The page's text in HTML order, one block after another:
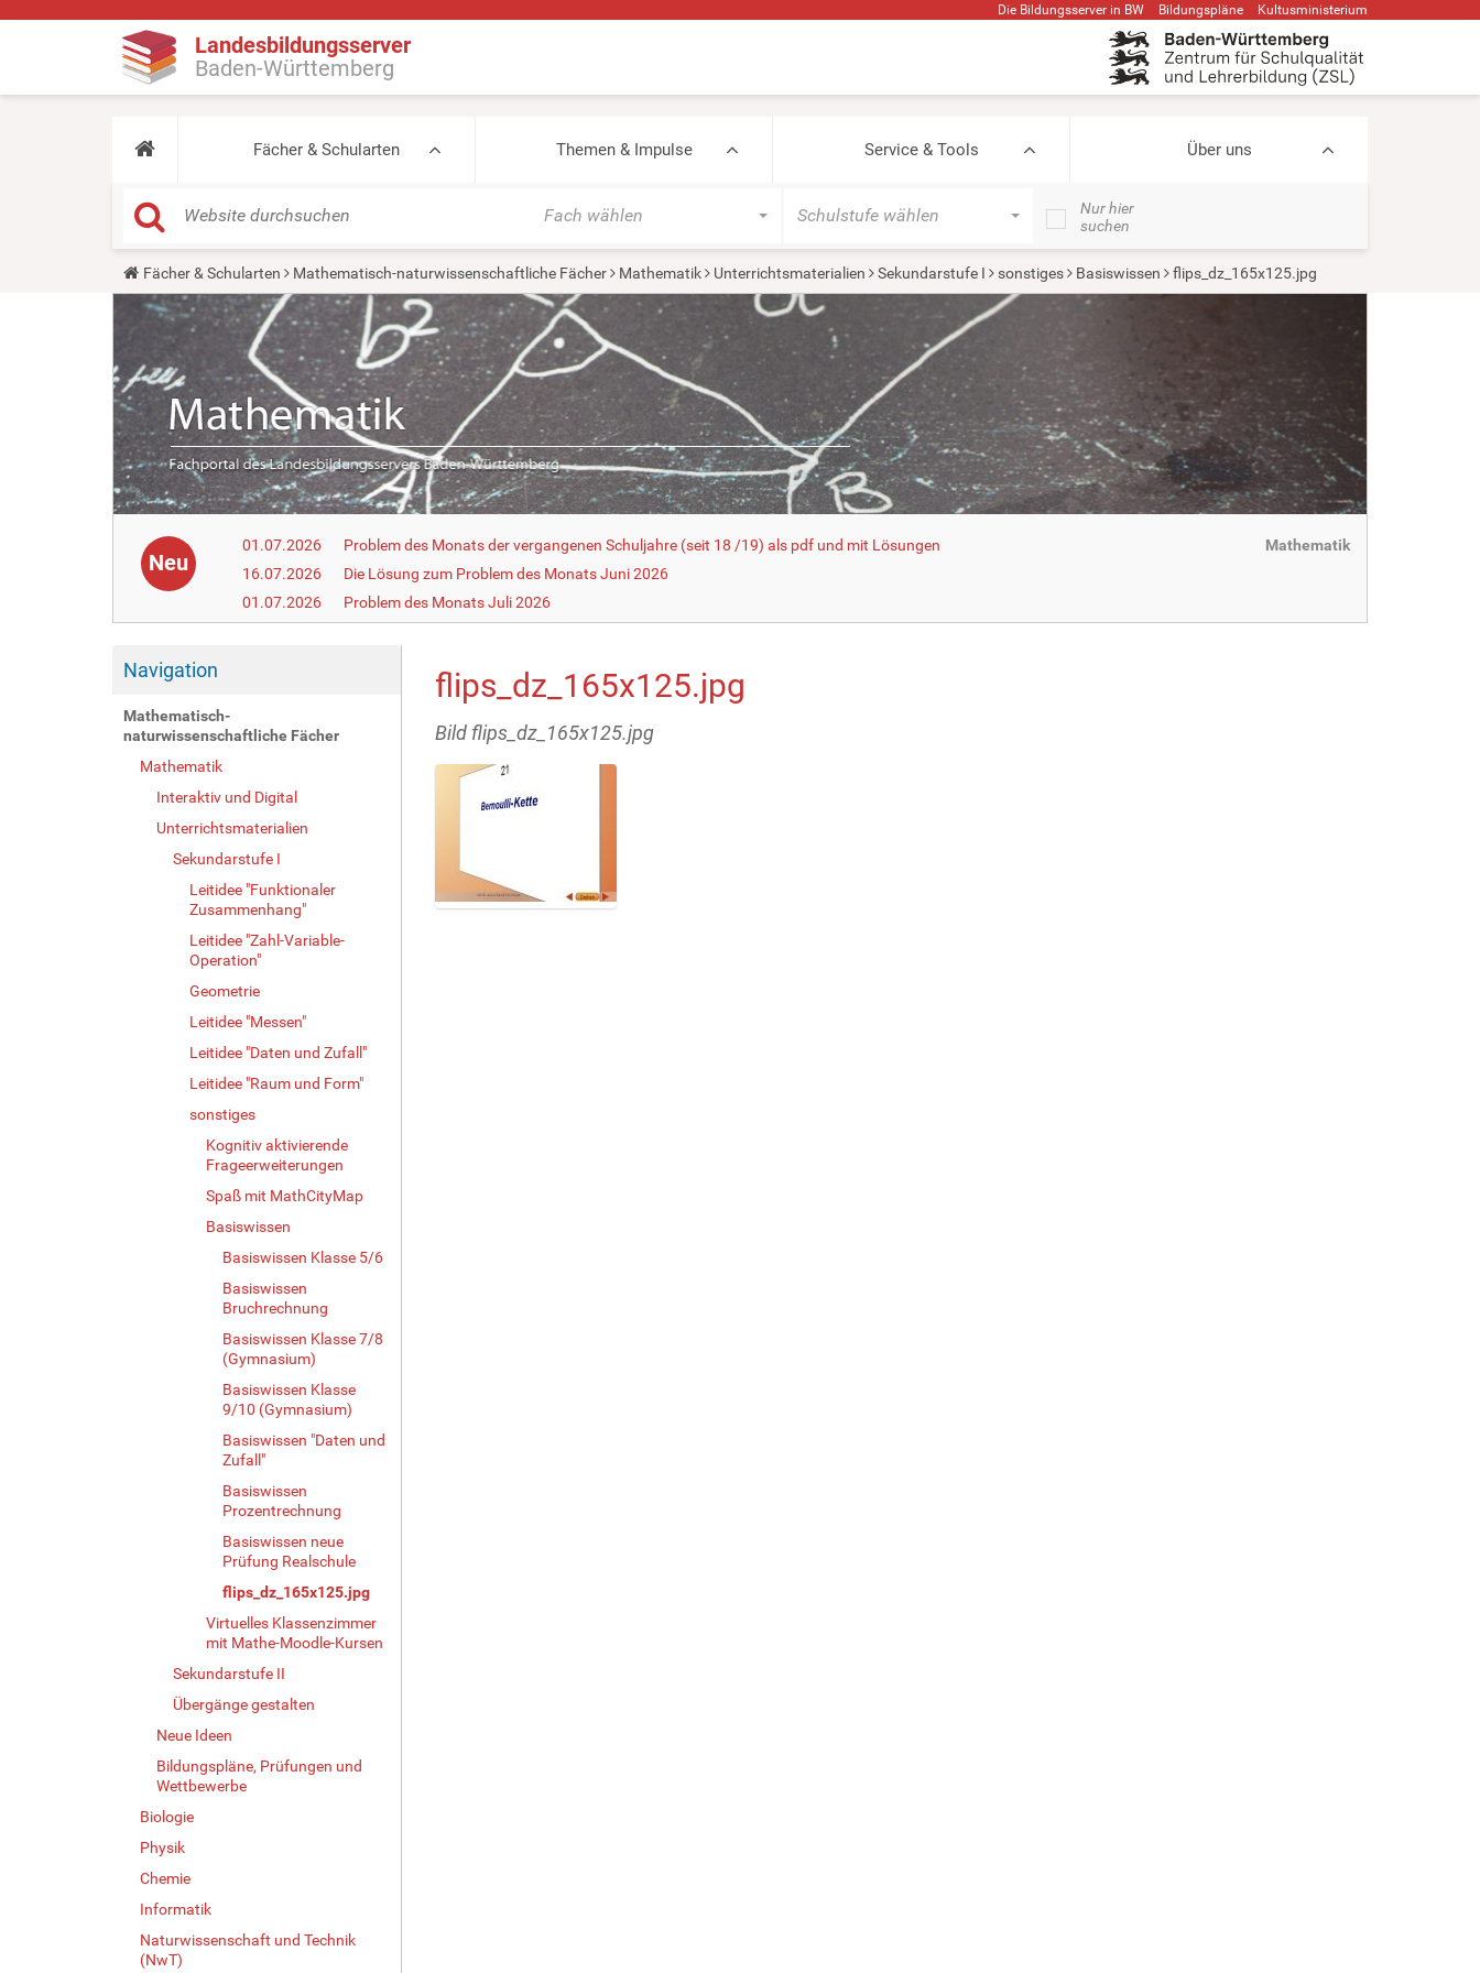
Die Bildungsserver in BW Bildungspläne Kultusministerium
Landesbildungsserver
Baden-Württemberg
Fächer & Schularten Themen & Impulse Service & Tools Über uns
Fach wählen Schulstufe wählen
Nur hier
suchen
Y
o
h
e
r
e
Fächer & Schularten Mathematisch-naturwissenschaftliche Fächer Mathematik Unterrichtsmaterialien Sekundarstufe I sonstiges Basiswissen flips_dz_165x125.jpg
Neu
01.07.2026
Problem des Monats der vergangenen Schuljahre (seit 18 /19) als pdf und mit Lösungen
16.07.2026
Die Lösung zum Problem des Monats Juni 2026
01.07.2026
Problem des Monats Juli 2026
Mathematik
Navigation
Mathematisch-
naturwissenschaftliche Fächer
Mathematik
Interaktiv und Digital
Unterrichtsmaterialien
Sekundarstufe I
Leitidee "Funktionaler
Zusammenhang"
Leitidee "Zahl-Variable-
Operation"
Geometrie
Leitidee "Messen"
Leitidee "Daten und Zufall"
Leitidee "Raum und Form"
sonstiges
Kognitiv aktivierende
Frageerweiterungen
Spaß mit MathCityMap
Basiswissen
Basiswissen Klasse 5/6
Basiswissen
Bruchrechnung
Basiswissen Klasse 7/8
(Gymnasium)
Basiswissen Klasse
9/10 (Gymnasium)
Basiswissen "Daten und
Zufall"
Basiswissen
Prozentrechnung
Basiswissen neue
Prüfung Realschule
flips_dz_165x125.jpg
Virtuelles Klassenzimmer
mit Mathe-Moodle-Kursen
Sekundarstufe II
Übergänge gestalten
Neue Ideen
Bildungspläne, Prüfungen und
Wettbewerbe
Biologie
Physik
Chemie
Informatik
Naturwissenschaft und Technik
(NwT)
flips_dz_165x125.jpg
Bild flips_dz_165x125.jpg